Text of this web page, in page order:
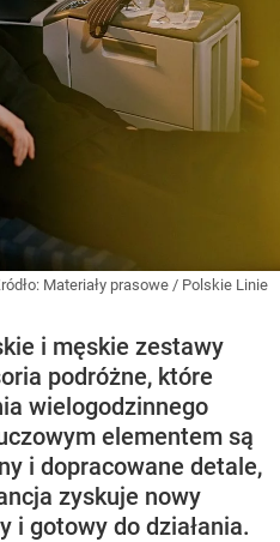
Materiały prasowe / Polskie Linie
i męskie zestawy
podróżne, które
wielogodzinnego
elementem są
i dopracowane detale,
zyskuje nowy
i gotowy do działania.